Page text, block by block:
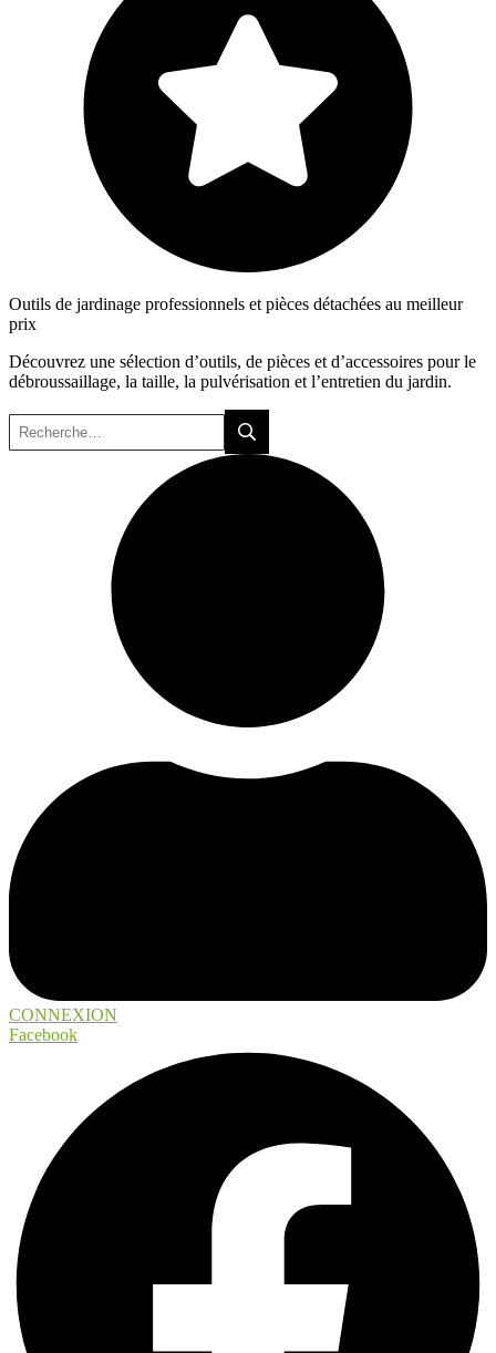
Outils de jardinage professionnels et pièces détachées au meilleur
prix
Découvrez une sélection d’outils, de pièces et d’accessoires pour le
débroussaillage, la taille, la pulvérisation et l’entretien du jardin.
CONNEXION
Facebook